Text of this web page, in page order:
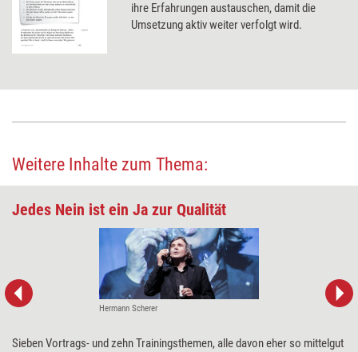
ihre Erfahrungen austauschen, damit die
Umsetzung aktiv weiter verfolgt wird.
Weitere Inhalte zum Thema:
Jedes Nein ist ein Ja zur Qualität
Hermann Scherer
Sieben Vortrags- und zehn Trainingsthemen, alle davon eher so mittelgut